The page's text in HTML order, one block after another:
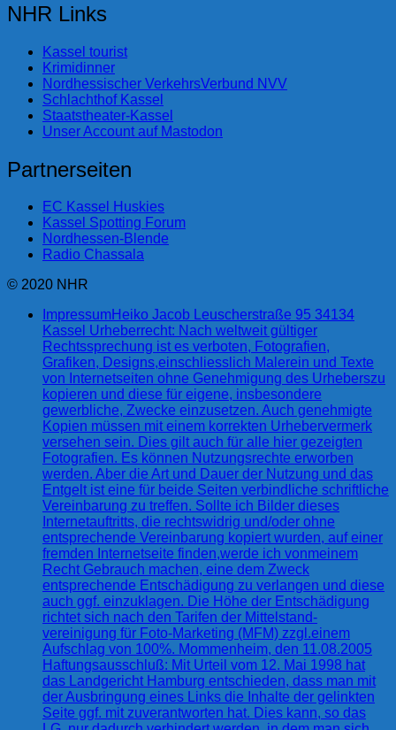
NHR Links
Kassel tourist
Krimidinner
Nordhessischer VerkehrsVerbund NVV
Schlachthof Kassel
Staatstheater-Kassel
Unser Account auf Mastodon
Partnerseiten
EC Kassel Huskies
Kassel Spotting Forum
Nordhessen-Blende
Radio Chassala
© 2020 NHR
ImpressumHeiko Jacob Leuscherstraße 95 34134
Kassel Urheberrecht: Nach weltweit gültiger
Rechtssprechung ist es verboten, Fotografien,
Grafiken, Designs,einschliesslich Malerein und Texte
von Internetseiten ohne Genehmigung des Urheberszu
kopieren und diese für eigene, insbesondere
gewerbliche, Zwecke einzusetzen. Auch genehmigte
Kopien müssen mit einem korrekten Urhebervermerk
versehen sein. Dies gilt auch für alle hier gezeigten
Fotografien. Es können Nutzungsrechte erworben
werden. Aber die Art und Dauer der Nutzung und das
Entgelt ist eine für beide Seiten verbindliche schriftliche
Vereinbarung zu treffen. Sollte ich Bilder dieses
Internetauftritts, die rechtswidrig und/oder ohne
entsprechende Vereinbarung kopiert wurden, auf einer
fremden Internetseite finden,werde ich vonmeinem
Recht Gebrauch machen, eine dem Zweck
entsprechende Entschädigung zu verlangen und diese
auch ggf. einzuklagen. Die Höhe der Entschädigung
richtet sich nach den Tarifen der Mittelstand-
vereinigung für Foto-Marketing (MFM) zzgl.einem
Aufschlag von 100%. Mommenheim, den 11.08.2005
Haftungsausschluß: Mit Urteil vom 12. Mai 1998 hat
das Landgericht Hamburg entschieden, dass man mit
der Ausbringung eines Links die Inhalte der gelinkten
Seite ggf. mit zuverantworten hat. Dies kann, so das